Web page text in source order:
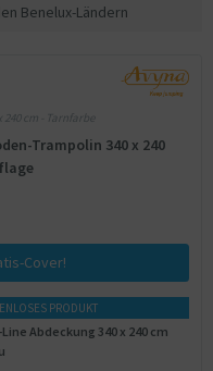
Benelux-Ländern
cm - Tarnfarbe
Trampolin 340 x 240
Cover!
PRODUKT
Abdeckung 340 x 240 cm